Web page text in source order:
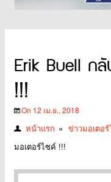
Erik Buell กลั
!!!
On 12 เม.ย., 2018
หน้าแรก » ข่าวมอเตอ
มอเตอร์ไซค์ !!!